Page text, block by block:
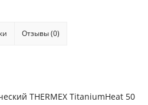
Отзывы (0)
THERMEX TitaniumHeat 50